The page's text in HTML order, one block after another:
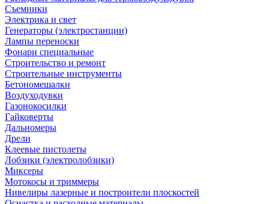
Съемники
Электрика и свет
Генераторы (электростанции)
Лампы переноски
Фонари специальные
Строительство и ремонт
Строительные инструменты
Бетономешалки
Воздуходувки
Газонокосилки
Гайковерты
Дальномеры
Дрели
Клеевые пистолеты
Лобзики (электролобзики)
Миксеры
Мотокосы и триммеры
Нивелиры лазерные и построители плоскостей